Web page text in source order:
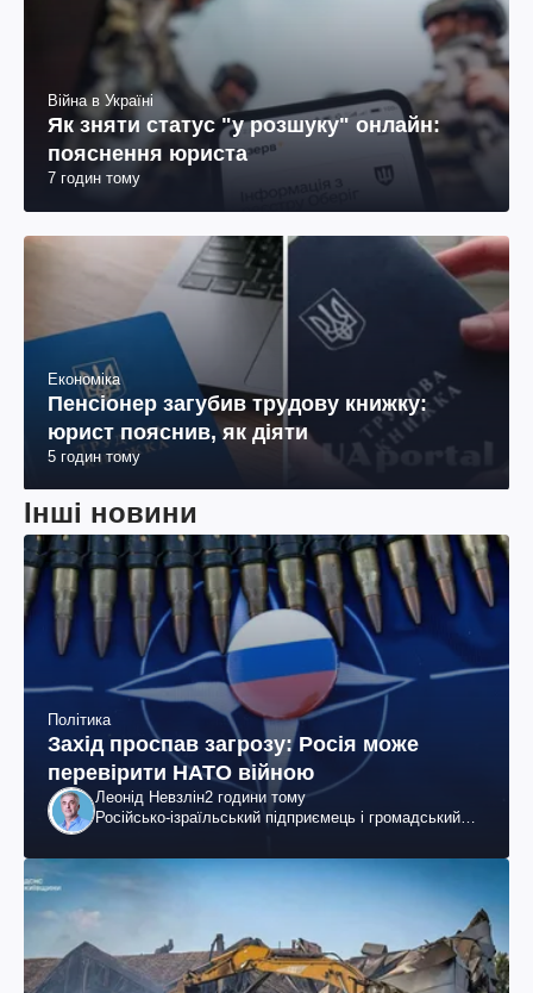
Війна в Україні
Як зняти статус "у розшуку" онлайн:
пояснення юриста
7 годин тому
Економіка
Пенсіонер загубив трудову книжку:
юрист пояснив, як діяти
5 годин тому
Інші новини
Політика
Захід проспав загрозу: Росія може
перевірити НАТО війною
Леонід Невзлін2 години тому
Російсько-ізраїльський підприємець і громадський